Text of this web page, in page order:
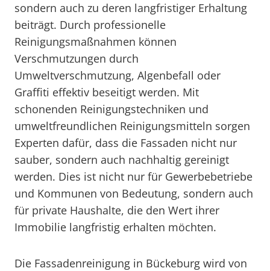
sondern auch zu deren langfristiger Erhaltung
beiträgt. Durch professionelle
Reinigungsmaßnahmen können
Verschmutzungen durch
Umweltverschmutzung, Algenbefall oder
Graffiti effektiv beseitigt werden. Mit
schonenden Reinigungstechniken und
umweltfreundlichen Reinigungsmitteln sorgen
Experten dafür, dass die Fassaden nicht nur
sauber, sondern auch nachhaltig gereinigt
werden. Dies ist nicht nur für Gewerbebetriebe
und Kommunen von Bedeutung, sondern auch
für private Haushalte, die den Wert ihrer
Immobilie langfristig erhalten möchten.
Die Fassadenreinigung in Bückeburg wird von